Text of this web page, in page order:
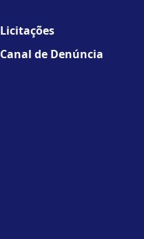
Licitações
Canal de Denúncia